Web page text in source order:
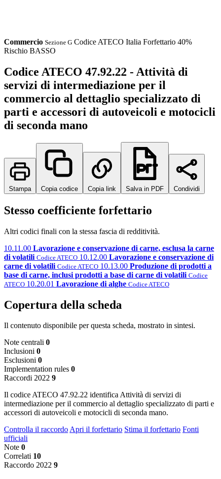
Commercio Sezione G Codice ATECO Italia Forfettario 40%
Rischio BASSO
Codice ATECO 47.92.22 - Attività di
servizi di intermediazione per il
commercio al dettaglio specializzato di
parti e accessori di autoveicoli e motocicli
di seconda mano
Stampa Copia codice Copia link Salva in PDF Condividi
Stesso coefficiente forfettario
Altri codici finali con la stessa fascia di redditività.
10.11.00 Lavorazione e conservazione di carne, esclusa la carne
di volatili Codice ATECO 10.12.00 Lavorazione e conservazione di
carne di volatili Codice ATECO 10.13.00 Produzione di prodotti a
base di carne, inclusi prodotti a base di carne di volatili Codice
ATECO 10.20.01 Lavorazione di alghe Codice ATECO
Copertura della scheda
Il contenuto disponibile per questa scheda, mostrato in sintesi.
Note centrali 0
Inclusioni 0
Esclusioni 0
Implementation rules 0
Raccordi 2022 9
Il codice ATECO 47.92.22 identifica Attività di servizi di
intermediazione per il commercio al dettaglio specializzato di parti e
accessori di autoveicoli e motocicli di seconda mano.
Controlla il raccordoApri il forfettario Stima il forfettario Fonti
ufficiali
Note 0
Correlati 10
Raccordo 2022 9